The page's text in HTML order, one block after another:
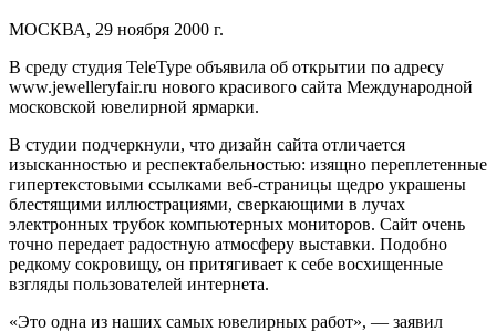
МОСКВА, 29 ноября 2000 г.
В среду студия TeleType объявила об открытии по адресу
www.jewelleryfair.ru нового красивого сайта Международной
московской ювелирной ярмарки.
В студии подчеркнули, что дизайн сайта отличается
изысканностью и респектабельностью: изящно переплетенные
гипертекстовыми ссылками веб-страницы щедро украшены
блестящими иллюстрациями, сверкающими в лучах
электронных трубок компьютерных мониторов. Сайт очень
точно передает радостную атмосферу выставки. Подобно
редкому сокровищу, он притягивает к себе восхищенные
взгляды пользователей интернета.
«Это одна из наших самых ювелирных работ», — заявил